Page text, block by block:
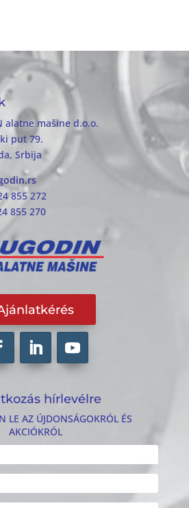
alatne mašine d.o.o.
put 79.
Srbija
855 272
855 270
hírlevélre
LE AZ ÚJDONSÁGOKRÓL ÉS
AKCIÓKRÓL